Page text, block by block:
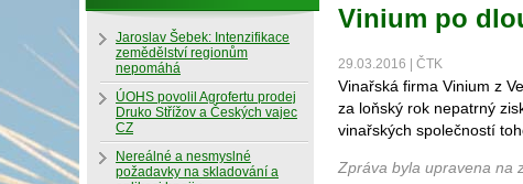
Vinium po
29.03.2016 | ČTK
Vinařská firma Vinium z
za loňský rok nepatrný
vinařských společností
Zpráva byla upravena na
Jaroslav Šebek: Intenzifikace
zemědělství regionům
nepomáhá
ÚOHS povolil Agrofertu prodej
Druko Střížov a Českých vajec
CZ
Nereálné a nesmyslné
požadavky na skladování a